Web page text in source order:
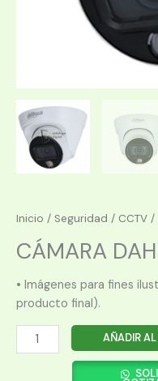
Inicio / Seguridad / CCTV /
CÁMARA
• Imágenes para fines
producto final).
CÁMARA
DAHUA
AÑADIR